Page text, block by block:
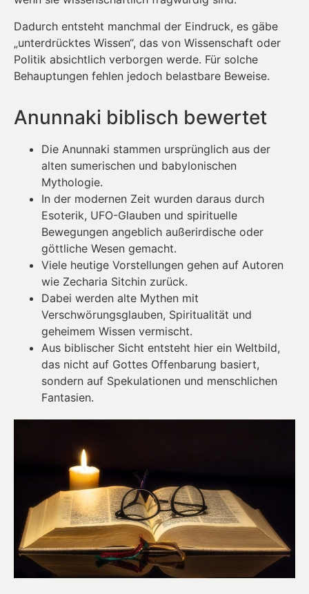
Dadurch entsteht manchmal der Eindruck, es gäbe
„unterdrücktes Wissen“, das von Wissenschaft oder
Politik absichtlich verborgen werde. Für solche
Behauptungen fehlen jedoch belastbare Beweise.
Anunnaki biblisch bewertet
Die Anunnaki stammen ursprünglich aus der
alten sumerischen und babylonischen
Mythologie.
In der modernen Zeit wurden daraus durch
Esoterik, UFO-Glauben und spirituelle
Bewegungen angeblich außerirdische oder
göttliche Wesen gemacht.
Viele heutige Vorstellungen gehen auf Autoren
wie Zecharia Sitchin zurück.
Dabei werden alte Mythen mit
Verschwörungsglauben, Spiritualität und
geheimem Wissen vermischt.
Aus biblischer Sicht entsteht hier ein Weltbild,
das nicht auf Gottes Offenbarung basiert,
sondern auf Spekulationen und menschlichen
Fantasien.